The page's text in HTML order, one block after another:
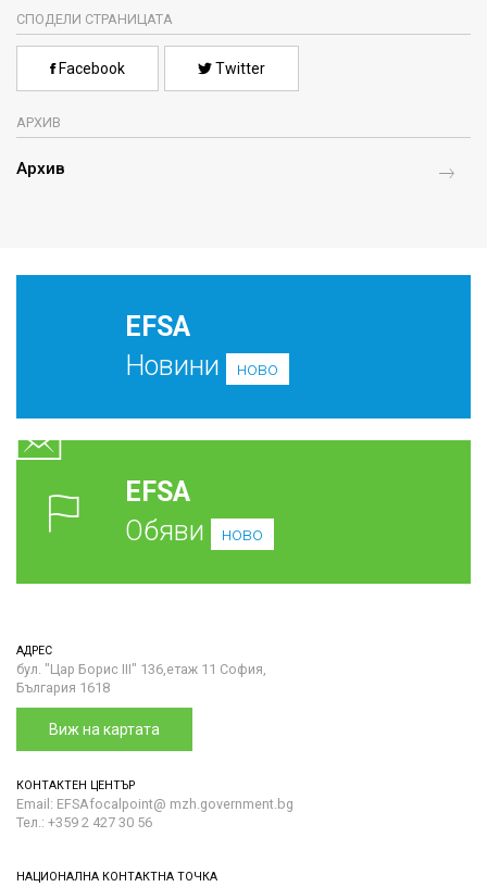
СПОДЕЛИ СТРАНИЦАТА
Facebook Twitter
АРХИВ
Архив
EFSA
Новини
ново
EFSA
Обяви
ново
АДРЕС
бул. "Цар Борис III" 136,етаж 11 София,
България 1618
Виж на картата
КОНТАКТЕН ЦЕНТЪР
Email: EFSAfocalpoint@ mzh.government.bg
Тел.: +359 2 427 30 56
НАЦИОНАЛНА КОНТАКТНА ТОЧКА